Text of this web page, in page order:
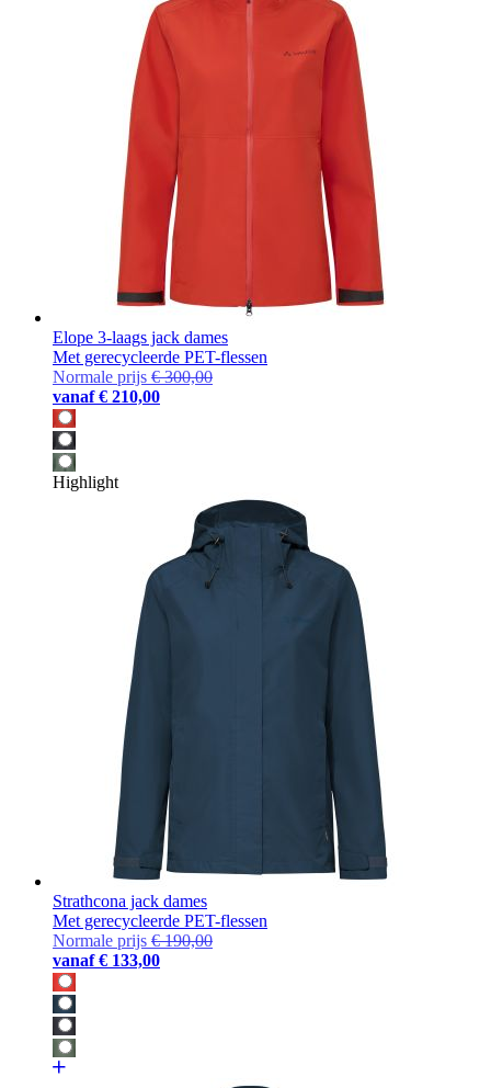
Elope 3-laags jack dames
Met gerecycleerde PET-flessen
Normale prijs € 300,00
vanaf € 210,00
Highlight
Strathcona jack dames
Met gerecycleerde PET-flessen
Normale prijs € 190,00
vanaf € 133,00